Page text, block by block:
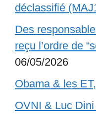
déclassifié
Des
reçu l’ordre de
06/05/2026
Obama & les
OVNI & Luc